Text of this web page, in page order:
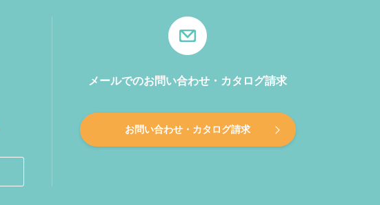
メールでのお問い合わせ・カタログ請求
お問い合わせ・カタログ請求